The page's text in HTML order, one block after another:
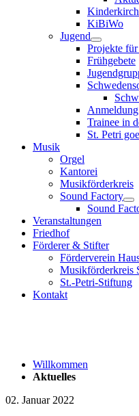
KiBiWo
Jugend
Projekte
Frühgebete
Trainee in
St. Petri
Musik
Orgel
Kantorei
Musikförderkreis
Sound Factory
Sound
Veranstaltungen
Friedhof
Förderer & Stifter
Förderverein
Musikförderkreis
St.-Petri-Stiftung
Kontakt
Willkommen
Aktuelles
02. Januar 2022